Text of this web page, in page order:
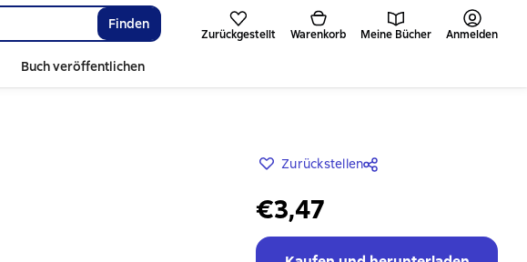
Finden
Zurückgestellt Warenkorb Meine Bücher Anmelden
Buch veröffentlichen
Zurückstellen
€3,47